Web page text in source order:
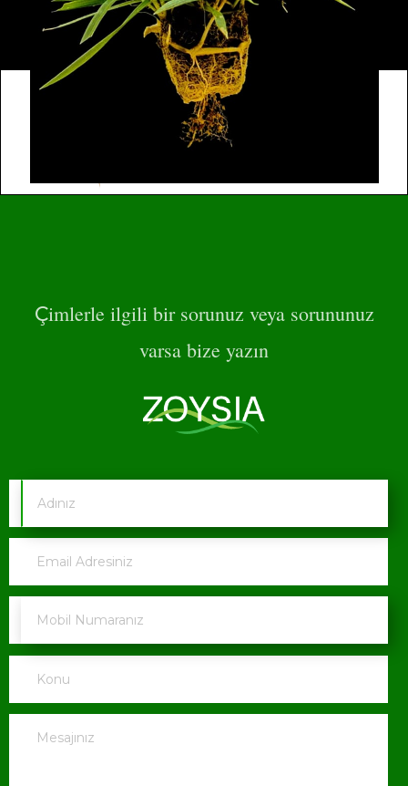
Çimlerle ilgili bir sorunuz veya sorununuz
varsa bize yazın